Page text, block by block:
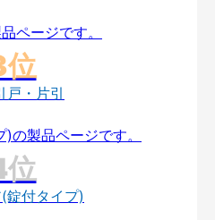
戸・片引
錠付タイプ)